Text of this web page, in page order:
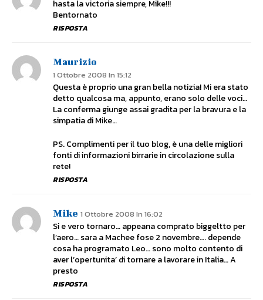
hasta la victoria siempre, Mike!!!
Bentornato
RISPOSTA
Maurizio
1 Ottobre 2008 In 15:12
Questa è proprio una gran bella notizia! Mi era stato
detto qualcosa ma, appunto, erano solo delle voci…
La conferma giunge assai gradita per la bravura e la
simpatia di Mike…
PS. Complimenti per il tuo blog, è una delle migliori
fonti di informazioni birrarie in circolazione sulla
rete!
RISPOSTA
Mike 1 Ottobre 2008 In 16:02
Si e vero tornaro… appeana comprato biggeltto per
l’aero… sara a Machee fose 2 novembre…. depende
cosa ha programato Leo… sono molto contento di
aver l’opertunita’ di tornare a lavorare in Italia… A
presto
RISPOSTA